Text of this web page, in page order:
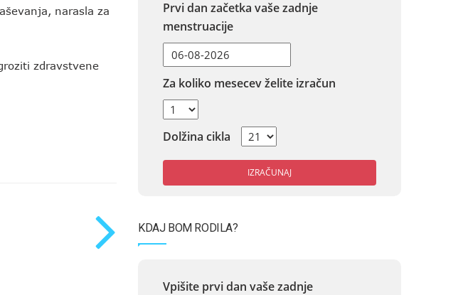
narasla za
zdravstvene
Prvi dan začetka vaše zadnje
menstruacije
Za koliko mesecev želite izračun
Dolžina cikla
IZRAČUNAJ
KDAJ BOM RODILA?
Vpišite prvi dan vaše zadnje